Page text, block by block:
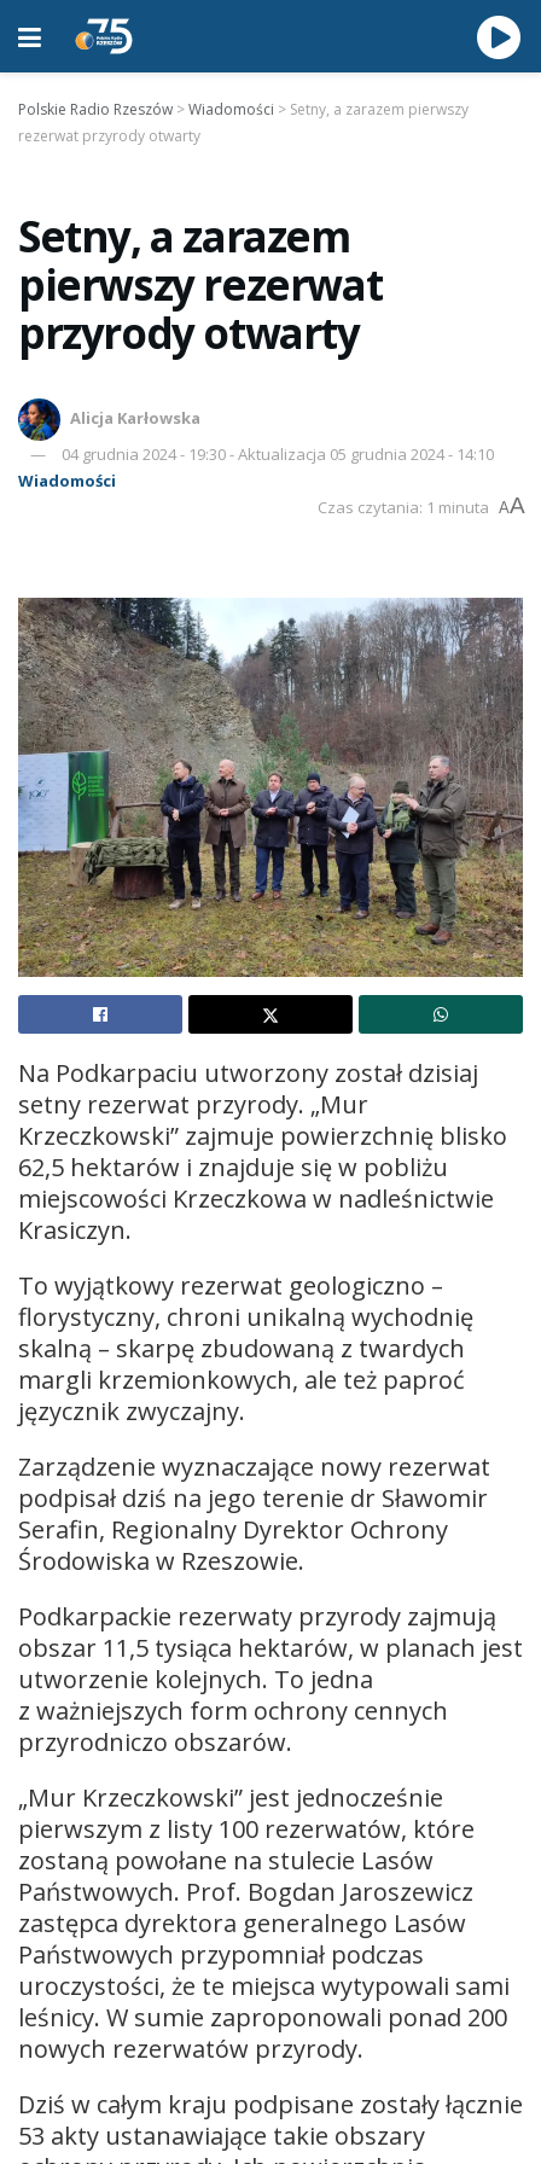
Polskie Radio Rzeszów >Wiadomości > Setny, a zarazem pierwszy
rezerwat przyrody otwarty
Setny, a zarazem
pierwszy rezerwat
przyrody otwarty
Alicja Karłowska
04 grudnia 2024 - 19:30 - Aktualizacja 05 grudnia 2024 - 14:10
Wiadomości
Czas czytania: 1 minuta AA
Na Podkarpaciu utworzony został dzisiaj
setny rezerwat przyrody. „Mur
Krzeczkowski” zajmuje powierzchnię blisko
62,5 hektarów i znajduje się w pobliżu
miejscowości Krzeczkowa w nadleśnictwie
Krasiczyn.
To wyjątkowy rezerwat geologiczno –
florystyczny, chroni unikalną wychodnię
skalną – skarpę zbudowaną z twardych
margli krzemionkowych, ale też paproć
języcznik zwyczajny.
Zarządzenie wyznaczające nowy rezerwat
podpisał dziś na jego terenie dr Sławomir
Serafin, Regionalny Dyrektor Ochrony
Środowiska w Rzeszowie.
Podkarpackie rezerwaty przyrody zajmują
obszar 11,5 tysiąca hektarów, w planach jest
utworzenie kolejnych. To jedna
z ważniejszych form ochrony cennych
przyrodniczo obszarów.
„Mur Krzeczkowski” jest jednocześnie
pierwszym z listy 100 rezerwatów, które
zostaną powołane na stulecie Lasów
Państwowych. Prof. Bogdan Jaroszewicz
zastępca dyrektora generalnego Lasów
Państwowych przypomniał podczas
uroczystości, że te miejsca wytypowali sami
leśnicy. W sumie zaproponowali ponad 200
nowych rezerwatów przyrody.
Dziś w całym kraju podpisane zostały łącznie
53 akty ustanawiające takie obszary